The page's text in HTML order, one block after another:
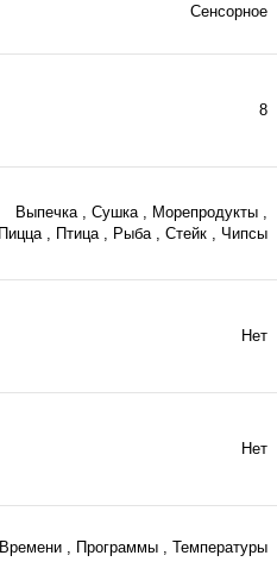
Сенсорное
8
Выпечка , Сушка , Морепродукты ,
Пицца , Птица , Рыба , Стейк , Чипсы
Нет
Нет
Времени , Программы , Температуры